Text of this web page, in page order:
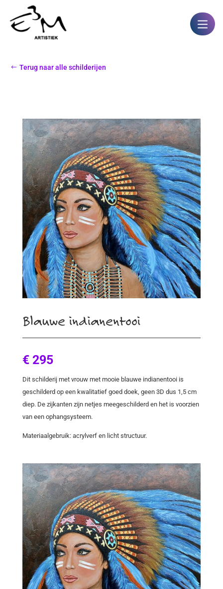
Terug naar alle schilderijen
Blauwe indianentooi
€ 295
Dit schilderij met vrouw met mooie blauwe indianentooi is
geschilderd op een kwalitatief goed doek, geen 3D dus 1,5 cm
diep. De zijkanten zijn netjes meegeschilderd en het is voorzien
van een ophangsysteem.
Materiaalgebruik: acrylverf en licht structuur.